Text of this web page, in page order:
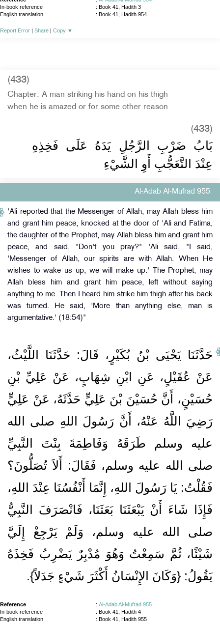
In-book reference
: Book 41, Hadith 3
English translation
: Book 41, Hadith 954
Report Error | Share | Copy ▼
(433)
Chapter: A man striking his hand on his thigh
when he is amazed or for some other reason
(433)
بَابُ ضَرْبِ الرَّجُلِ يَدَهُ عَلَى فَخِذِهِ
عِنْدَ التَّعَجُّبِ أَوِ الشَّيْءِ
Al-Adab Al-Mufrad 955
'Ali reported that the Messenger of Allah, may Allah bless him
and grant him peace, knocked at the door of 'Ali and Fatima,
the daughter of the Prophet, may Allah bless him and grant him
peace, and said, "Don't you pray?" 'Ali said, "I said,
'Messenger of Allah, our spirits are with Allah. When He
wishes to wake us up, we will make up.' The Prophet, may
Allah bless him and grant him peace, left without saying
anything to me. Then I heard him strike him thigh after his back
was turned. He said, 'More than anything else, man is
argumentative.' (18:54)"
حَدَّثَنَا يَحْيَى بْنُ بُكَيْرٍ، قَالَ‏:‏ حَدَّثَنَا اللَّيْثُ،
عَنْ عُقَيْلٍ، عَنِ ابْنِ شِهَابٍ، عَنْ عَلِيِّ بْنِ
حُسَيْنٍ، أَنَّ حُسَيْنَ بْنَ عَلِيٍّ حَدَّثَهُ، عَنْ عَلِيٍّ
رَضِيَ اللَّهُ عَنْهُ، أَنَّ رَسُولَ اللهِ صلى الله
عليه وسلم طَرَقَهُ وَفَاطِمَةَ بِنْتَ النَّبِيِّ
صلى الله عليه وسلم، فَقَالَ‏:‏ أَلاَ تُصَلُّونَ‏؟‏
فَقُلْتُ‏:‏ يَا رَسُولَ اللهِ، إِنَّمَا أَنْفُسُنَا عِنْدَ اللهِ،
فَإِذَا شَاءَ أَنْ يَبْعَثَنَا بَعَثَنَا، فَانْصَرَفَ النَّبِيُّ
صلى الله عليه وسلم، وَلَمْ يَرْجِعْ إِلَيَّ
شَيْئًا، ثُمَّ سَمِعْتُ وَهُوَ مُدْبِرٌ يَضْرِبُ فَخِذَهُ
يَقُولُ‏:‏ ‏{‏وَكَانَ الإِنْسَانُ أَكْثَرَ شَيْءٍ جَدَلاً‏}‏‏.‏
Reference : Al-Adab Al-Mufrad 955
In-book reference
: Book 41, Hadith 4
English translation
: Book 41, Hadith 955